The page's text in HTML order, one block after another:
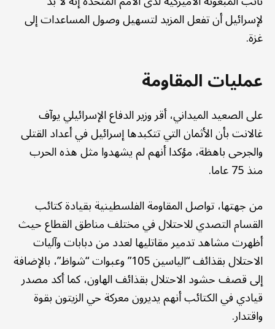
لإسرائيل أن تفعل المزيد لتسهيل وصول المساعدات إلى
غزة.
عمليات المقاومة
على الصعيد الميداني، أقر وزير الدفاع الإسرائيلي يوآف
غالانت بأن الأثمان التي تتكبدها إسرائيل في أعداد القتلى
والجرحى باهظة، مؤكدا أنهم لم يشهدوا مثل هذه الحرب
منذ 75 عاما.
من جهتها، تواصل المقاومة الفلسطينية بقيادة كتائب
القسام التصدي للاحتلال في مختلف مناطق القطاع حيث
أظهرت مشاهد تدمير مقاتليها لعدد من دبابات وآليات
الاحتلال بقذائف “الياسين 105” وعبوات “شواظ”، بالإضافة
إلى قصف حشود الاحتلال بقذائف الهاون، كما أكد مصدر
قيادي في الكتائب أنهم يديرون معركة حي الزيتون بقوة
واقتدار.